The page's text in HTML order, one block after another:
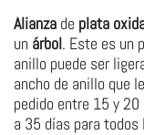
Alianza de plata
un árbol. Este es un
anillo puede ser
ancho de anillo que
pedido entre 15 y
a 35 días para todos